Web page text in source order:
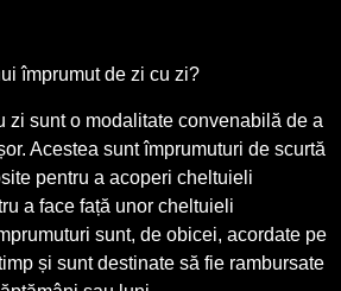
împrumut de zi cu zi?
zi sunt o modalitate convenabilă de a
Acestea sunt împrumuturi de scurtă
pentru a acoperi cheltuieli
a face față unor cheltuieli
sunt, de obicei, acordate pe
și sunt destinate să fie rambursate